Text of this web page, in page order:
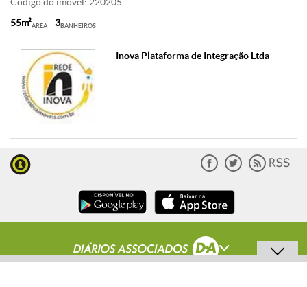
ÁREA
55m² BANHEIROS
3
Inova Plataforma de Integração Ltda